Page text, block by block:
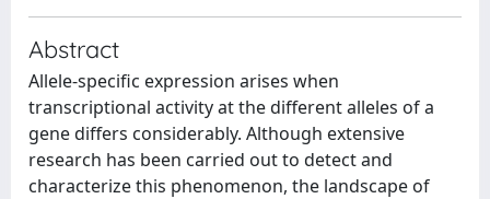
Abstract
Allele-specific expression arises when
transcriptional activity at the different alleles of a
gene differs considerably. Although extensive
research has been carried out to detect and
characterize this phenomenon, the landscape of